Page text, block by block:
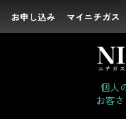
お申し込み マイニチガス
個人
お客
お申し込み マイニチガス